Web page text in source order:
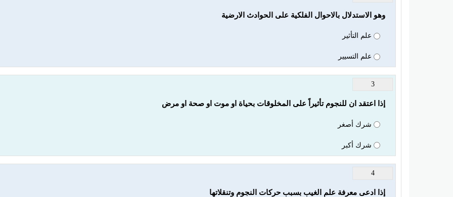
وهو الاستدلال بالاحوال الفلكية على الحوادث الارضية
علم التأثير
علم التسيير
3
إذا اعتقد ان للنجوم تأثيراً على المخلوقات بحياة او موت او صحة او مرض
شرك أصغر
شرك أكبر
4
إذا ادعى معرفة علم الغيب بسبب حركات النجوم وتنقلاتها